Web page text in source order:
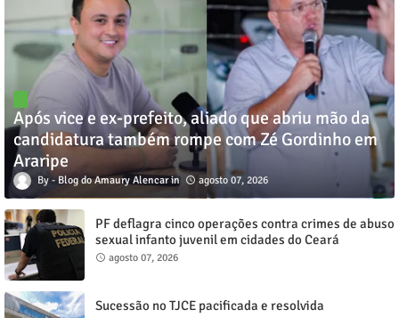
Após vice e ex-prefeito, aliado que abriu mão da
candidatura também rompe com Zé Gordinho em
Araripe
Blog do Amaury Alencar agosto 07, 2026
PF deflagra cinco operações contra crimes de abuso
sexual infanto juvenil em cidades do Ceará
agosto 07, 2026
Sucessão no TJCE pacificada e resolvida